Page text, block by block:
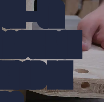
- UN
DE